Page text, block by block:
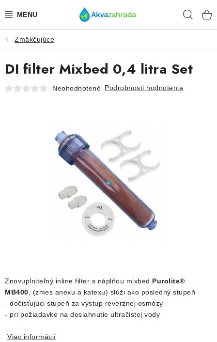
na
TECHNIKA
HNOJIVÁ
VODA
KRMIVÁ A VITAMÍNY
VÝPREDAJ
O nás
Blog
Moja objednávka
Zmäkčujúce
Znovuplniteľný inline filter s náplňou mixbed Purolite®
MB400 , (zmes anexu a katexu) slúži ako posledný stupeň
- dočisťujúci stupeň za výstup reverznej osmózy
- pri požiadavke na dosiahnutie ultračistej vody
Viac informácií
DI filter Mixbed 0,4 litra Set
Neohodnotené Podrobnosti hodnotenia